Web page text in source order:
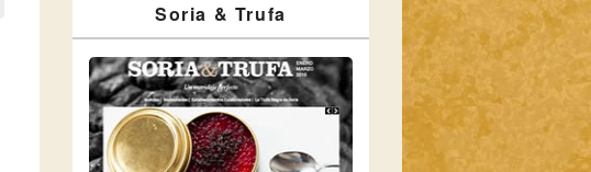
Soria & Trufa